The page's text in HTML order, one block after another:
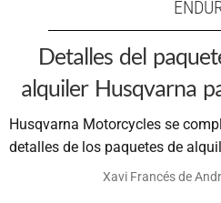
Detalles del
alquiler Husqvarna
Husqvarna Motorcycles se
detalles de los paquetes de
Xavi Francés de